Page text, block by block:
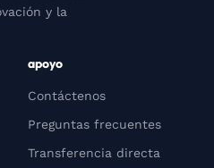
y la
apoyo
Contáctenos
Preguntas frecuentes
Transferencia directa